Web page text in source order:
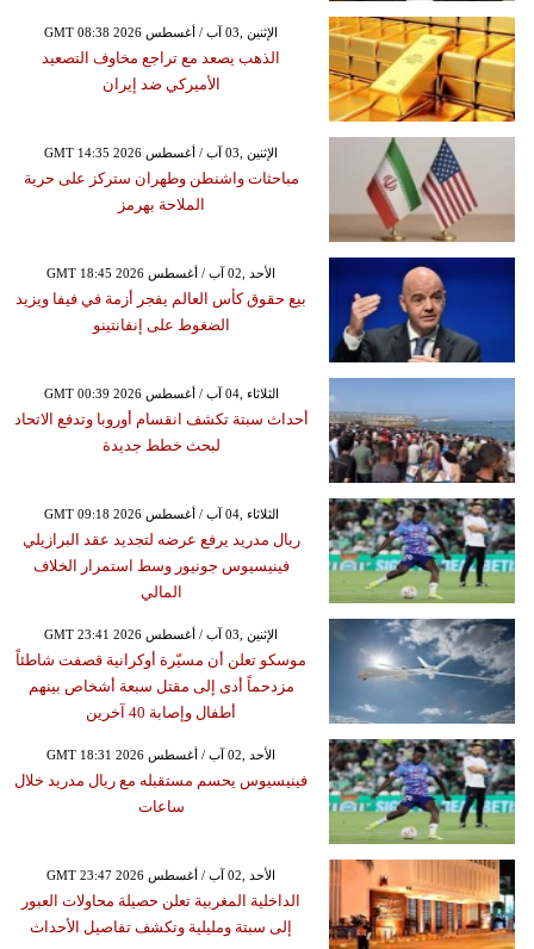
GMT 08:38 2026 الإثنين ,03 آب / أغسطس
الذهب يصعد مع تراجع مخاوف التصعيد
الأميركي ضد إيران
GMT 14:35 2026 الإثنين ,03 آب / أغسطس
مباحثات واشنطن وطهران ستركز على حرية
الملاحة بهرمز
GMT 18:45 2026 الأحد ,02 آب / أغسطس
بيع حقوق كأس العالم يفجر أزمة في فيفا ويزيد
الضغوط على إنفانتينو
GMT 00:39 2026 الثلاثاء ,04 آب / أغسطس
أحداث سبتة تكشف انقسام أوروبا وتدفع الاتحاد
لبحث خطط جديدة
GMT 09:18 2026 الثلاثاء ,04 آب / أغسطس
ريال مدريد يرفع عرضه لتجديد عقد البرازيلي
فينيسيوس جونيور وسط استمرار الخلاف
المالي
GMT 23:41 2026 الإثنين ,03 آب / أغسطس
موسكو تعلن أن مسيّرة أوكرانية قصفت شاطئاً
مزدحماً أدى إلى مقتل سبعة أشخاص بينهم
أطفال وإصابة 40 آخرين
GMT 18:31 2026 الأحد ,02 آب / أغسطس
فينيسيوس يحسم مستقبله مع ريال مدريد خلال
ساعات
GMT 23:47 2026 الأحد ,02 آب / أغسطس
الداخلية المغربية تعلن حصيلة محاولات العبور
إلى سبتة ومليلية وتكشف تفاصيل الأحداث